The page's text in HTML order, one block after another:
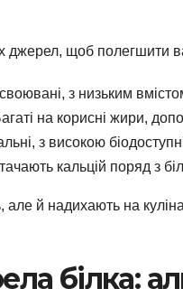
джерел, щоб полегшити
з низьким
на корисні жири,
з високою
кальцій поряд з
але й надихають на
білка: